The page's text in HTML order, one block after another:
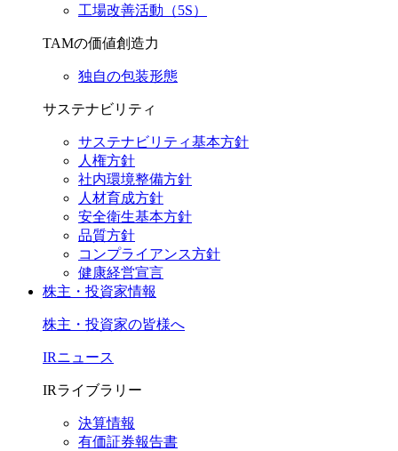
工場改善活動（5S）
TAMの価値創造力
独自の包装形態
サステナビリティ
サステナビリティ基本方針
人権方針
社内環境整備方針
人材育成方針
安全衛生基本方針
品質方針
コンプライアンス方針
健康経営宣言
株主・投資家情報
株主・投資家の皆様へ
IRニュース
IRライブラリー
決算情報
有価証券報告書